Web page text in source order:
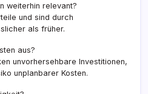
weiterhin relevant?
und sind durch
als früher.
aus?
unvorhersehbare Investitionen,
unplanbarer Kosten.